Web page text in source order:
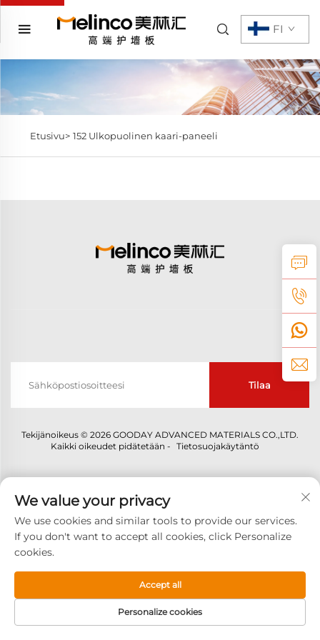
FI
Etusivu> 152 Ulkopuolinen kaari-paneeli
Tilaa
Tekijänoikeus © 2026 GOODAY ADVANCED MATERIALS CO.,LTD.
Kaikki oikeudet pidätetään - Tietosuojakäytäntö
We value your privacy
We use cookies and similar tools to provide our services.
If you don't want to accept all cookies, click Personalize
cookies.
Personalize cookies
Accept all